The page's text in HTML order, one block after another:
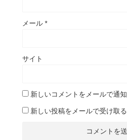
メール *
サイト
新しいコメントをメールで通知
新しい投稿をメールで受け取る